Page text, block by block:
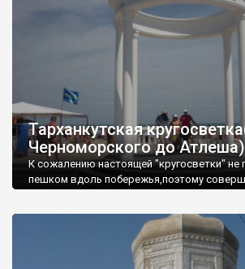
Тарханкутская
Черноморского до Атлеша)
К сожалению настоящей "кругосветки" не
пешком вдоль побережья,поэтому